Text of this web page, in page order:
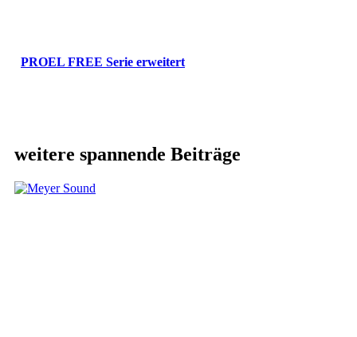
PROEL FREE Serie erweitert
weitere spannende Beiträge